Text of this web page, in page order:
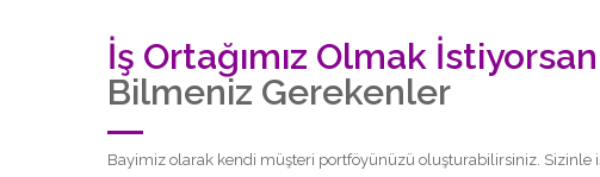
İş Ortağımız Olmak
Bilmeniz Gerekenler
Bayimiz olarak kendi müşteri portföyünüzü oluşturabilirsiniz. Sizinle